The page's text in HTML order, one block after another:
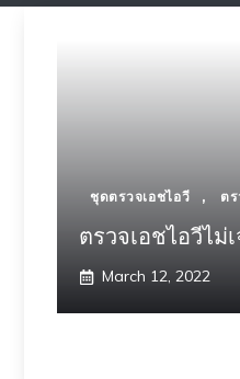
ชุดตรวจเอชไอวี , ตร
ตรวจเอชไอวีไม่
March 12, 2022